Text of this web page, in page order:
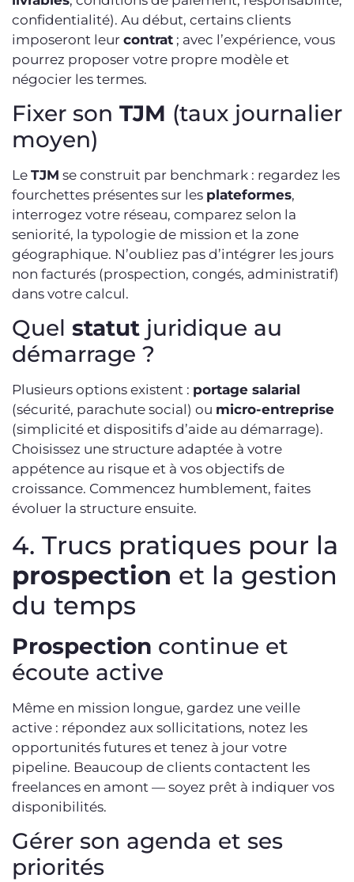
confidentialité). Au début, certains clients
imposeront leur contrat ; avec l’expérience, vous
pourrez proposer votre propre modèle et
négocier les termes.
Fixer son TJM (taux journalier
moyen)
Le TJM se construit par benchmark : regardez les
fourchettes présentes sur les plateformes,
interrogez votre réseau, comparez selon la
seniorité, la typologie de mission et la zone
géographique. N’oubliez pas d’intégrer les jours
non facturés (prospection, congés, administratif)
dans votre calcul.
Quel statut juridique au
démarrage ?
Plusieurs options existent : portage salarial
(sécurité, parachute social) ou micro-entreprise
(simplicité et dispositifs d’aide au démarrage).
Choisissez une structure adaptée à votre
appétence au risque et à vos objectifs de
croissance. Commencez humblement, faites
évoluer la structure ensuite.
4. Trucs pratiques pour la
prospection et la gestion
du temps
Prospection continue et
écoute active
Même en mission longue, gardez une veille
active : répondez aux sollicitations, notez les
opportunités futures et tenez à jour votre
pipeline. Beaucoup de clients contactent les
freelances en amont — soyez prêt à indiquer vos
disponibilités.
Gérer son agenda et ses
priorités